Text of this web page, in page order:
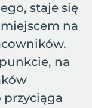
staje się
na
na